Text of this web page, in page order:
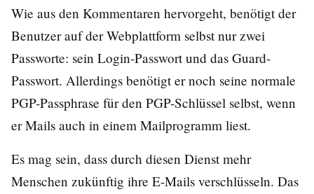
Wie aus den Kommentaren hervorgeht, benötigt der
Benutzer auf der Webplattform selbst nur zwei
Passworte: sein Login-Passwort und das Guard-
Passwort. Allerdings benötigt er noch seine normale
PGP-Passphrase für den PGP-Schlüssel selbst, wenn
er Mails auch in einem Mailprogramm liest.
Es mag sein, dass durch diesen Dienst mehr
Menschen zukünftig ihre E-Mails verschlüsseln. Das